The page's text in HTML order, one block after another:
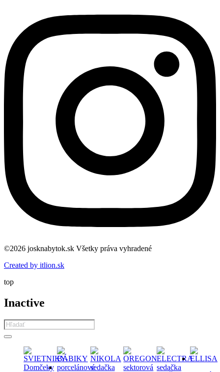
©2026 josknabytok.sk Všetky práva vyhradené
Created by itlion.sk
top
Inactive
Products
search